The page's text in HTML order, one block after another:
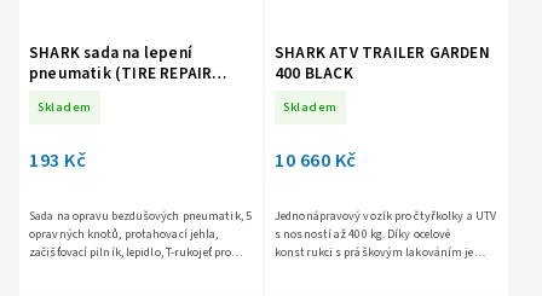
SHARK sada na lepení
pneumatik (TIRE REPAIR
Skladem
193 Kč
Sada na opravu bezdušových pneumatik, 5
opravných knotů, protahovací jehla,
začišťovací pilník, lepidlo, T-rukojeť pro
SHARK ATV TRAILER GARDEN
400 BLACK
Skladem
10 660 Kč
Jednonápravový vozík pro čtyřkolky a UTV
s nosností až 400 kg. Díky ocelové
konstrukci s práškovým lakováním je